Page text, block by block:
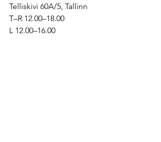
Telliskivi 60A/5, Tallinn
T–R 12.00–18.00
L 12.00–16.00